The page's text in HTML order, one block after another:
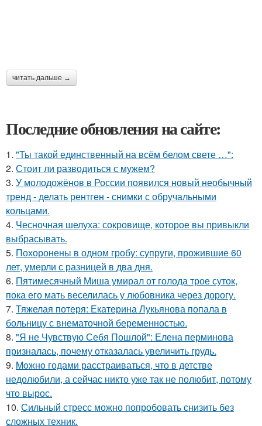
читать дальше →
Последние обновления на сайте:
1. "Ты такой единственный на всём белом свете …":
2. Стоит ли разводиться с мужем?
3. У молодожёнов в России появился новый необычный
тренд - делать рентген - снимки с обручальными
кольцами.
4. Чесночная шелуха: сокровище, которое вы привыкли
выбрасывать.
5. Похоронены в одном гробу: супруги, прожившие 60
лет, умерли с разницей в два дня.
6. Пятимесячный Миша умирал от голода трое суток,
пока его мать веселилась у любовника через дорогу.
7. Тяжелая потеря: Екатерина Лукьянова попала в
больницу с внематочной беременностью.
8. "Я не Чувствую Себя Пошлой": Елена перминова
призналась, почему отказалась увеличить грудь.
9. Moжнo годами расстраиваться, что в детстве
недолюбили, а сейчас никто уже так не полюбит, потому
что вырос.
10. Сильный стресс можно попробовать снизить без
сложных техник.